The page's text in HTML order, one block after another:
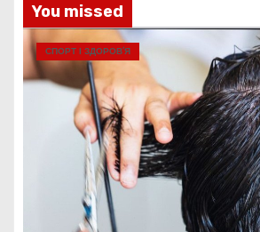
You missed
СПОРТ І ЗДОРОВ’Я